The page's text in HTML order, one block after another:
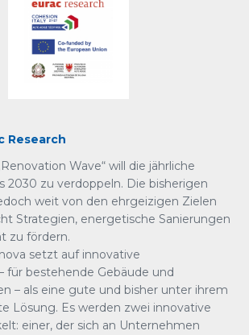
Research
Wave“ will die jährliche
2030 zu verdoppeln. Die bisherigen
weit von den ehrgeizigen Zielen
Strategien, energetische Sanierungen
zu fördern.
setzt auf innovative
für bestehende Gebäude und
– als eine gute und bisher unter ihrem
Lösung. Es werden zwei innovative
einer, der sich an Unternehmen